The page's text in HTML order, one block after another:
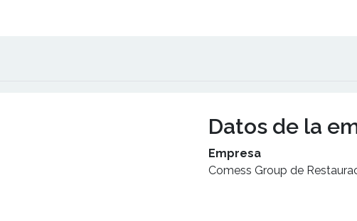
Datos de la
Empresa
Comess Group de